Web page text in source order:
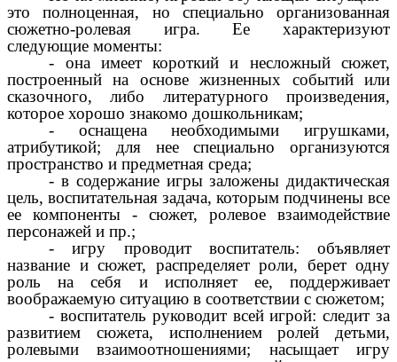
это полноценная, но специально организованная
сюжетно-ролевая игра. Ее характеризуют
следующие моменты:
- она имеет короткий и несложный сюжет,
построенный на основе жизненных событий или
сказочного, либо литературного произведения,
которое хорошо знакомо дошкольникам;
- оснащена необходимыми игрушками,
атрибутикой; для нее специально организуются
пространство и предметная среда;
- в содержание игры заложены дидактическая
цель, воспитательная задача, которым подчинены все
ее компоненты - сюжет, ролевое взаимодействие
персонажей и пр.;
- игру проводит воспитатель: объявляет
название и сюжет, распределяет роли, берет одну
роль на себя и исполняет ее, поддерживает
воображаемую ситуацию в соответствии с сюжетом;
- воспитатель руководит всей игрой: следит за
развитием сюжета, исполнением ролей детьми,
ролевыми взаимоотношениями; насыщает игру